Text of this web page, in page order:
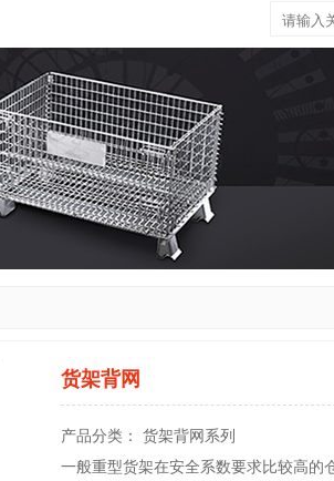
货架背网
产品分类： 货架背网系列
一般重型货架在安全系数要求比较高的